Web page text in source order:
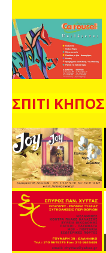
ΣΠΙΤΙ ΚΗΠΟΣ